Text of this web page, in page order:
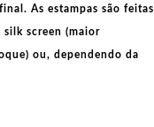
As estampas são feitas
silk screen (maior
ou, dependendo da